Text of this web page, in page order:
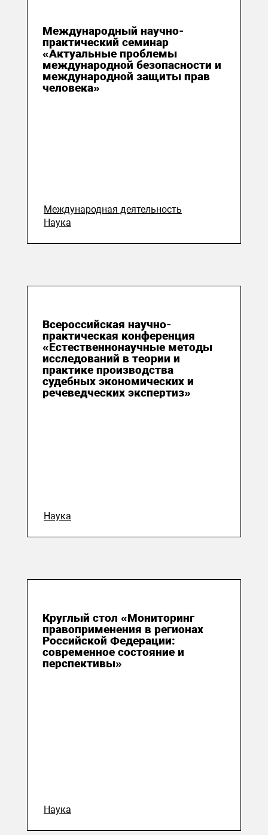
Международный научно-
практический семинар
«Актуальные проблемы
международной безопасности и
международной защиты прав
человека»
Международная деятельность
Наука
Всероссийская научно-
практическая конференция
«Естественнонаучные методы
исследований в теории и
практике производства
судебных экономических и
речеведческих экспертиз»
Наука
Круглый стол «Мониторинг
правоприменения в регионах
Российской Федерации:
современное состояние и
перспективы»
Наука